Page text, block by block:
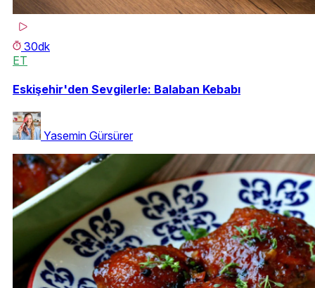
30dk
ET
Eskişehir'den Sevgilerle: Balaban Kebabı
Yasemin Gürsürer